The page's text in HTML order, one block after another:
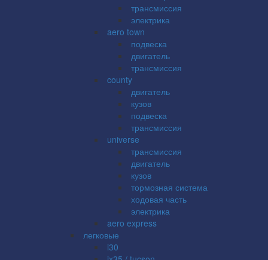
трансмиссия
электрика
aero town
подвеска
двигатель
трансмиссия
county
двигатель
кузов
подвеска
трансмиссия
universe
трансмиссия
двигатель
кузов
тормозная система
ходовая часть
электрика
aero express
легковые
i30